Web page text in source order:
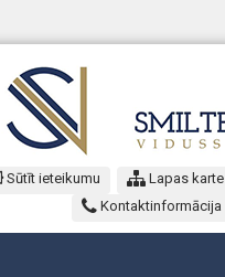
Sūtīt ieteikumu Lapas karte
Kontaktinformācija